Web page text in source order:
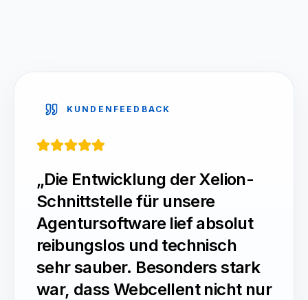
KUNDENFEEDBACK
„Die Entwicklung der Xelion-
Schnittstelle für unsere
Agentursoftware lief absolut
reibungslos und technisch
sehr sauber. Besonders stark
war, dass Webcellent nicht nur